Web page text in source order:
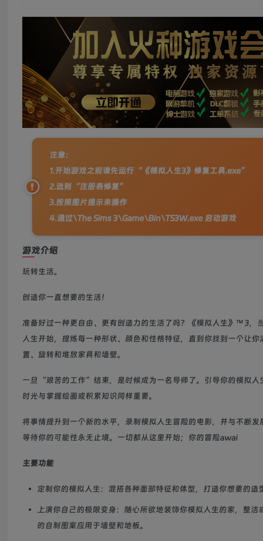
注意：
1.开始游戏之前请先运行“《模拟人生3》修复工具.exe”
2.选则“注册表修复”
3.按照图片提示来操作
4.通过\The Sims 3\Game\Bin\TS3W.exe 启动游戏
游戏介绍
玩转生活。
创造你一直想要的生活！
准备好过一种更自由、更有创造力的生活了吗？《模拟人生》™ 3，
人生开始，提炼每一种形状、颜色和性格特征，直到你找到一个让
置、旋转和堆放家具和墙壁。
一旦“艰苦的工作”结束，是时候成为一名导师了。引导你的模拟
时光与掌握绘画或积累知识同样重要。
将事情提升到一个新的水平，录制模拟人生冒险的电影，并与不断
等待你的可能性永无止境。一切都从这里开始；你的冒险awai
主要功能
定制你的模拟人生：混搭各种面部特征和体型，打造你想要的造
上演你自己的极限变身：随心所欲地装饰你模拟人生的家，整
的自制图案应用于墙壁和地板。